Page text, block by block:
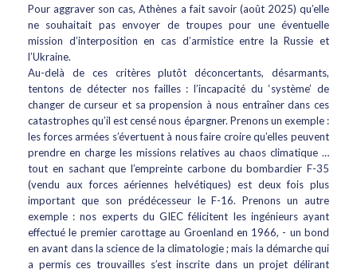
Pour aggraver son cas, Athènes a fait savoir (août 2025) qu’elle
ne souhaitait pas envoyer de troupes pour une éventuelle
mission d’interposition en cas d’armistice entre la Russie et
l’Ukraine.
Au-delà de ces critères plutôt déconcertants, désarmants,
tentons de détecter nos failles : l’incapacité du ‘système’ de
changer de curseur et sa propension à nous entraîner dans ces
catastrophes qu’il est censé nous épargner. Prenons un exemple :
les forces armées s’évertuent à nous faire croire qu’elles peuvent
prendre en charge les missions relatives au chaos climatique …
tout en sachant que l’empreinte carbone du bombardier F-35
(vendu aux forces aériennes helvétiques) est deux fois plus
important que son prédécesseur le F-16. Prenons un autre
exemple : nos experts du GIEC félicitent les ingénieurs ayant
effectué le premier carottage au Groenland en 1966, - un bond
en avant dans la science de la climatologie ; mais la démarche qui
a permis ces trouvailles s’est inscrite dans un projet délirant